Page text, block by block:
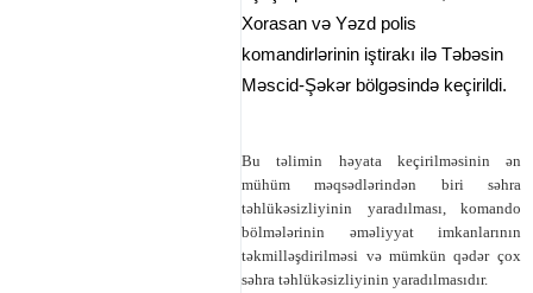
Yəzd polis komandirlərinin iştirakı
ilə Təbəsin Məscid-Şəkər
bölgəsində keçirildi.
Bu təlimin həyata keçirilməsinin ən
mühüm məqsədlərindən biri səhra
təhlükəsizliyinin yaradılması, komando
bölmələrinin əməliyyat imkanlarının
təkmilləşdirilməsi və mümkün qədər çox
səhra təhlükəsizliyinin yaradılmasıdır.